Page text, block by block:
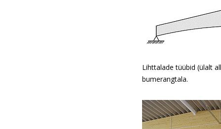
Lihttalade tüübid (ülalt
bumerangtala.